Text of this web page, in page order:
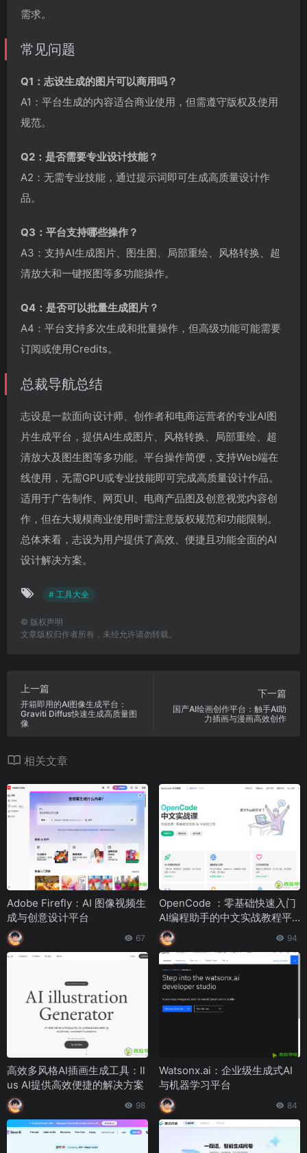
需求。
常见问题
Q1：志设生成的图片可以商用吗？
A1：平台生成的内容适合商业使用，但需遵守版权及使用
规范。
Q2：是否需要专业设计技能？
A2：无需专业技能，通过提示词即可生成高质量设计作
品。
Q3：平台支持哪些操作？
A3：支持AI生成图片、图生图、局部重绘、风格转换、超
清放大和一键抠图等多功能操作。
Q4：是否可以批量生成图片？
A4：平台支持多次生成和批量操作，但高级功能可能需要
订阅或使用Credits。
总裁导航总结
志设是一款面向设计师、创作者和电商运营者的专业AI图
片生成平台，提供AI生成图片、风格转换、局部重绘、超
清放大及图生图等多功能。平台操作简便，支持Web端在
线使用，无需GPU或专业技能即可完成高质量设计作品。
适用于广告制作、网页UI、电商产品图及创意视觉内容创
作，但在大规模商业使用时需注意版权规范和功能限制。
总体来看，志设为用户提供了高效、便捷且功能全面的AI
设计解决方案。
# 工具大全
© 版权声明
文章版权归作者所有，未经允许请勿转载。
上一篇
开箱即用的AI图像生成平台：
Graviti Diffus快速生成高质量图
像
下一篇
国产AI绘画创作平台：触手AI助
力插画与漫画高效创作
相关文章
Adobe Firefly：AI 图像视频生
成与创意设计平台
67
OpenCode ：零基础快速入门
AI编程助手的中文实战教程平
台：
94
高效多风格AI插画生成工具：Il
us AI提供高效便捷的解决方案
98
Watsonx.ai：企业级生成式AI
与机器学习平台
84